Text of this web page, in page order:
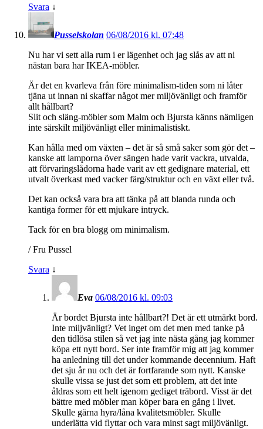
Svara ↓
Pusselskolan 06/08/2016 kl. 07:48
Nu har vi sett alla rum i er lägenhet och jag slås av att ni
nästan bara har IKEA-möbler.
Är det en kvarleva från före minimalism-tiden som ni låter
tjäna ut innan ni skaffar något mer miljövänligt och framför
allt hållbart?
Slit och släng-möbler som Malm och Bjursta känns nämligen
inte särskilt miljövänligt eller minimalistiskt.
Kan hålla med om växten – det är så små saker som gör det –
kanske att lamporna över sängen hade varit vackra, utvalda,
att förvaringslådorna hade varit av ett gedignare material, ett
utvalt överkast med vacker färg/struktur och en växt eller två.
Det kan också vara bra att tänka på att blanda runda och
kantiga former för ett mjukare intryck.
Tack för en bra blogg om minimalism.
/ Fru Pussel
Svara ↓
Eva 06/08/2016 kl. 09:03
Är bordet Bjursta inte hållbart?! Det är ett utmärkt bord.
Inte miljvänligt? Vet inget om det men med tanke på
den tidlösa stilen så vet jag inte nästa gång jag kommer
köpa ett nytt bord. Ser inte framför mig att jag kommer
ha anledning till det under kommande decennium. Haft
det sju år nu och det är fortfarande som nytt. Kanske
skulle vissa se just det som ett problem, att det inte
åldras som ett helt igenom gediget träbord. Visst är det
bättre med möbler man köper bara en gång i livet.
Skulle gärna hyra/låna kvalitetsmöbler. Skulle
underlätta vid flyttar och vara minst sagt miljövänligt.